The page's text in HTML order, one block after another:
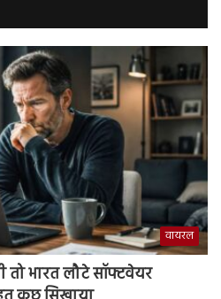
वायरल
तो भारत लौटे सॉफ्टवेयर